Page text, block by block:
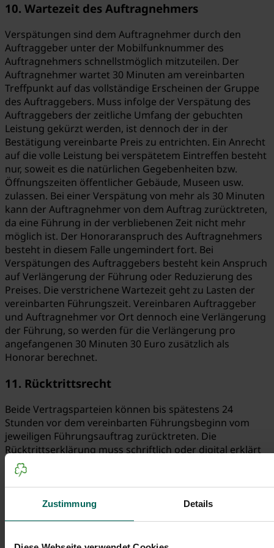
Zustimmung Details
10. Wartezeit des Auftragnehmers
Verspätungen sind dem Auftragnehmer durch den
Auftraggeber unter der Mobilfunknummer des
Auftragnehmers schnellstmöglich mitzuteilen. Der
Auftragnehmer wartet 30 Minuten am vereinbarten
Treffpunkt auf das vollständige Erscheinen der Gruppe
des Auftraggebers. Muss infolge der Verspätung des
Auftraggebers der zeitliche Umfang der gebuchten
Leistung gekürzt werden, ist dennoch der in der
Bestätigung vereinbarte Preis zu entrichten. Ein Anrecht
auf die volle Leistung bei verspätetem Eintreffen besteht
nur, soweit es die natürlichen Gegebenheiten bzw.
Öffnungszeiten öffentlicher Gebäude, Museen usw.
zulassen. Bei einer Verspätung von mehr als 30 Minuten
kann der Auftragnehmer von dem Auftrag zurücktreten,
da eine Führung in der verbliebenen Zeit nicht mehr
möglich ist. Der Honoraranspruch des Auftragnehmers
besteht in diesem Falle ungemindert fort. Bei
Verspätungen des Auftraggebers besteht kein Anspruch
auf Verlängerung der Führung oder Reduzierung des
Preises. Die verstrichene Wartezeit geht zu Lasten der
vereinbarten Führungszeit. Vereinbaren Auftraggeber
und Auftragnehmer vor Ort dennoch eine Verlängerung
der Führung, so werden für die Verlängerung pro
angefangenen 30 Minuten 30 Euro zusätzlich als
Honorar berechnet.
11. Rücktrittsrecht
Beide Vertragsparteien können bis spätestens 24
Stunden vor dem vereinbarten Führungsbeginn vom
jeweiligen Führungsauftrag zurücktreten. Die
Rücktrittserklärung muss schriftlich oder digital erklärt
werden.
12. Rücktritt durch den Auftragnehmer
vereinbarte Führung zu den vereinbarten Konditionen